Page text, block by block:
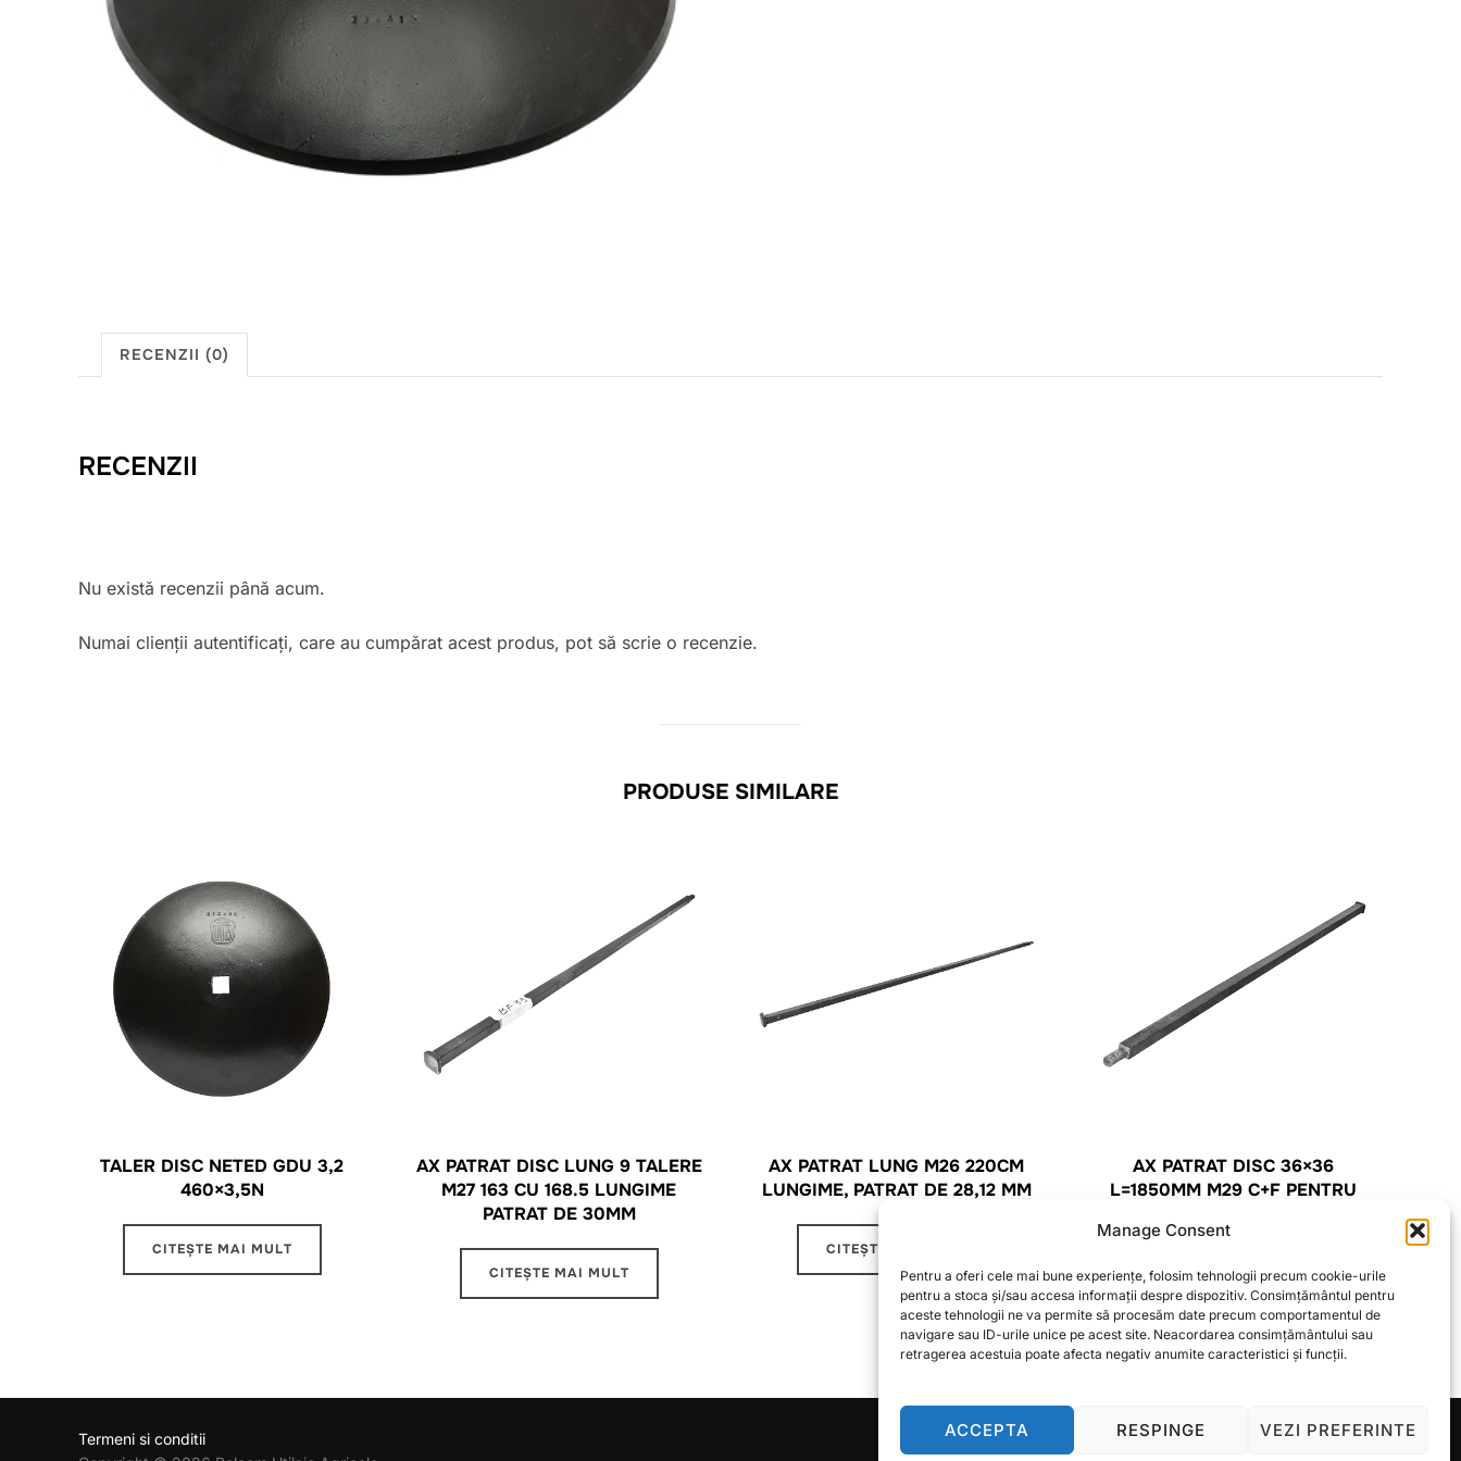
Manage Consent
Pentru a oferi cele mai bune experiențe, folosim tehnologii precum cookie-urile
pentru a stoca și/sau accesa informații despre dispozitiv. Consimțământul pentru
aceste tehnologii ne va permite să procesăm date precum comportamentul de
navigare sau ID-urile unice pe acest site. Neacordarea consimțământului sau
retragerea acestuia poate afecta negativ anumite caracteristici și funcții.
ACCEPTA RESPINGE VEZI PREFERINTE
RECENZII (0)
RECENZII
Nu există recenzii până acum.
Numai clienții autentificați, care au cumpărat acest produs, pot să scrie o recenzie.
PRODUSE SIMILARE
TALER DISC NETED GDU 3,2
460×3,5N
CITEȘTE MAI MULT
AX PATRAT DISC LUNG 9 TALERE
M27 163 CU 168.5 LUNGIME
PATRAT DE 30MM
CITEȘTE MAI MULT
AX PATRAT LUNG M26 220CM
LUNGIME, PATRAT DE 28,12 MM
CITEȘTE MAI MULT
AX PATRAT DISC 36×36
L=1850MM M29 C+F PENTRU
CITEȘTE MAI MULT
Termeni si conditii